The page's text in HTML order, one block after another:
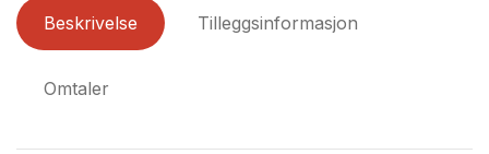
Beskrivelse Tilleggsinformasjon
Omtaler